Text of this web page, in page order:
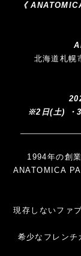
《
北海道札幌
※2日(土) ・
1994年の創
ANATOMICA
現存しないファ
希少なフレンチ